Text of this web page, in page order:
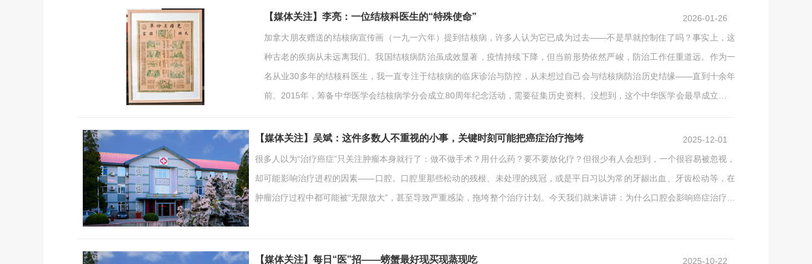
纵隔淋巴结转移、胸膜转移、心包转移和骨转移。从有症状到确…
【媒体关注】李亮：一位结核科医生的“特殊使命”
2026-01-26
加拿大朋友赠送的结核病宣传画（一九一六年）提到结核病，许多人认为它已成为过去——不是早就控制住了吗？事实上，这
种古老的疾病从未远离我们。我国结核病防治虽成效显著，疫情持续下降，但当前形势依然严峻，防治工作任重道远。作为一
名从业30多年的结核科医生，我一直专注于结核病的临床诊治与防控，从未想过自己会与结核病防治历史结缘——直到十余年
前。2015年，筹备中华医学会结核病学分会成立80周年纪念活动，需要征集历史资料。没想到，这个中华医学会最早成立的分
辛而光荣的来路都无法追溯，又如何看清前行方向？作为当时…
【媒体关注】吴斌：这件多数人不重视的小事，关键时刻可能把癌症治疗拖垮
2025-12-01
很多人以为“治疗癌症”只关注肿瘤本身就行了：做不做手术？用什么药？要不要放化疗？但很少有人会想到，一个很容易被忽视，
却可能影响治疗进程的因素——口腔。口腔里那些松动的残根、未处理的残冠，或是平日习以为常的牙龈出血、牙齿松动等，在
肿瘤治疗过程中都可能被“无限放大”，甚至导致严重感染，拖垮整个治疗计划。今天我们就来讲讲：为什么口腔会影响癌症治疗？
个关键环节——口腔检查。医…
【媒体关注】每日“医”招——螃蟹最好现买现蒸现吃 2025-10-22